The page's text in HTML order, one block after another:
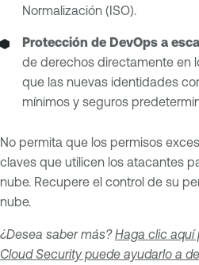
Normalización (ISO).
Protección de DevOps a
de derechos directamente en
que las nuevas identidades
mínimos y seguros
No permita que los permisos
claves que utilicen los atacantes
nube. Recupere el control de su
nube.
¿Desea saber más?Haga clic aquí
Cloud Security puede ayudarlo a